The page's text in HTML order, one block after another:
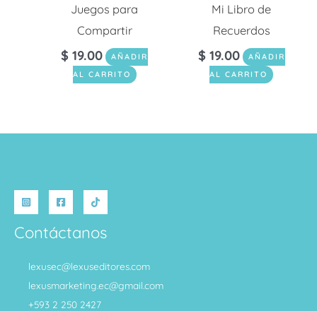
Juegos para
Compartir
$ 19.00
AÑADIR
AL CARRITO
Mi Libro de
Recuerdos
$ 19.00
AÑADIR
AL CARRITO
Contáctanos
lexusec@lexuseditores.com
lexusmarketing.ec@gmail.com
+593 2 250 2427